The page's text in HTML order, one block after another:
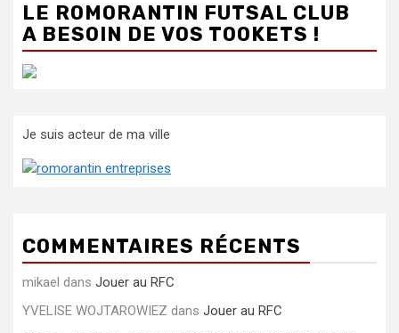
LE ROMORANTIN FUTSAL CLUB
A BESOIN DE VOS TOOKETS !
Je suis acteur de ma ville
COMMENTAIRES RÉCENTS
mikael dans Jouer au RFC
YVELISE WOJTAROWIEZ dans Jouer au RFC